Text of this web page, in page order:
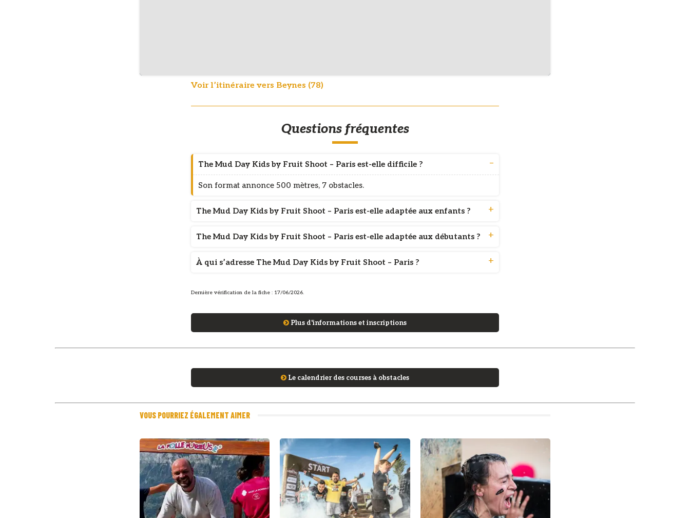
Voir l’itinéraire vers Beynes (78)
Questions fréquentes
The Mud Day Kids by Fruit Shoot – Paris est-elle difficile ?
Son format annonce 500 mètres, 7 obstacles.
The Mud Day Kids by Fruit Shoot – Paris est-elle adaptée aux enfants ?
The Mud Day Kids by Fruit Shoot – Paris est-elle adaptée aux débutants ?
À qui s’adresse The Mud Day Kids by Fruit Shoot – Paris ?
Dernière vérification de la fiche : 17/06/2026.
Plus d'informations et inscriptions
Le calendrier des courses à obstacles
VOUS POURRIEZ ÉGALEMENT AIMER